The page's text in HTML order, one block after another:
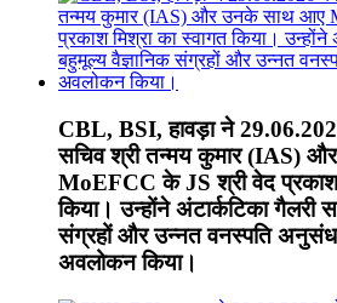
CBL, BSI, हावड़ा ने
सचिव श्री तन्मय कुमार (IAS)
MoEFCC के JS श्री वेद प्रकाश
किया। उन्होंने अंटार्कटिका गैलरी
संग्रहों और उन्नत वनस्पति
अवलोकन किया।